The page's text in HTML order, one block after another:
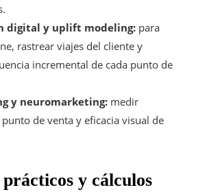
digital y uplift modeling: para
rastrear viajes del cliente y
incremental de cada punto de
y neuromarketing: medir
de venta y eficacia visual de
y cálculos